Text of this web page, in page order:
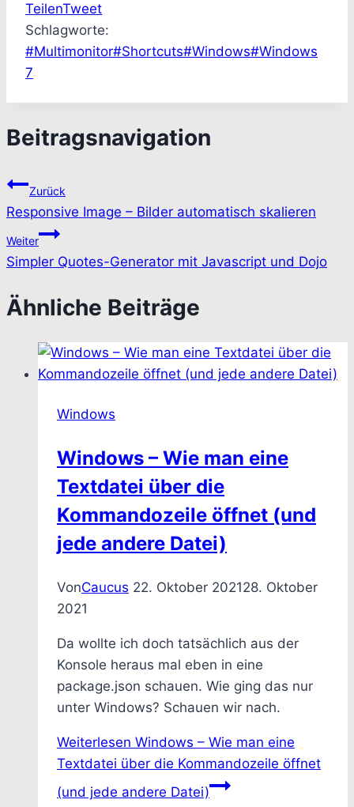
TeilenTweet
Schlagworte:
#Multimonitor#Shortcuts#Windows#Windows
7
Beitragsnavigation
Zurück
Responsive Image – Bilder automatisch skalieren
Weiter
Simpler Quotes-Generator mit Javascript und Dojo
Ähnliche Beiträge
Windows
Windows – Wie man eine
Textdatei über die
Kommandozeile öffnet (und
jede andere Datei)
VonCaucus 22. Oktober 202128. Oktober
2021
Da wollte ich doch tatsächlich aus der
Konsole heraus mal eben in eine
package.json schauen. Wie ging das nur
unter Windows? Schauen wir nach.
Weiterlesen Windows – Wie man eine
Textdatei über die Kommandozeile öffnet
(und jede andere Datei)